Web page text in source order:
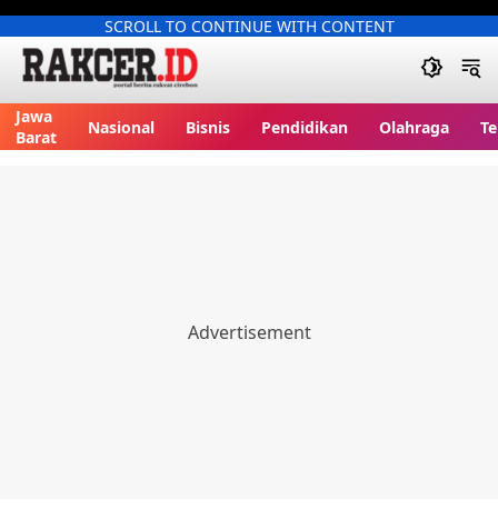
SCROLL TO CONTINUE WITH CONTENT
Jawa
Barat
Nasional Bisnis Pendidikan Olahraga